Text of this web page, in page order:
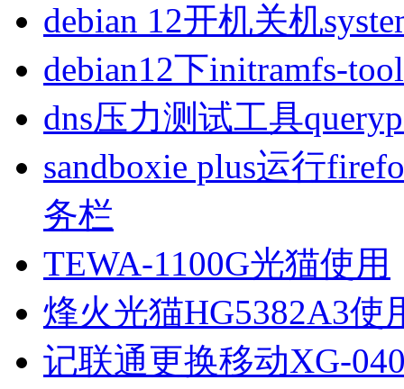
debian 12开机关机
debian12下initramfs-
dns压力测试工具
sandboxie plus运行
务栏
TEWA-1100G光猫使用
烽火光猫HG5382A3使
记联通更换移动XG-